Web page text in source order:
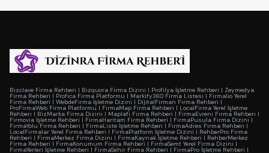
Bizclave Firma Rehberi | Bizquora Firma Dizini | Profilya İşletme Rehberi | Zeymedya
Firma Rehberi | Profica Firma Platformu | Markify360 Firma Listesi | Firmalio Yerel
Firma Rehberi | WebdeFirma İşletme Dizini | DijitalFirman Firma Rehberi |
ProFirmaWeb Firma Platformu | FirmaMap Firma Rehberi | LocalFirma Yerel İşletme
Rehberi | BizMarka Firma Dizini | Maplafi Firma Rehberi | FirmaEvreni Firma Rehberi |
Firmovia İşletme Rehberi | FirmaHaritam Firma Rehberi | FirmaPusula Firma Dizini |
FirmaYolu Firma Rehberi | FirmaListe İşletme Rehberi | FirmaAdres Firma Rehberi |
LocalFirmalar Yerel Firma Rehberi | FirmaPlatform İşletme Dizini | RehberPro Firma
Rehberi | FirmaMerkez Firma Dizini | FirmaKaynak İşletme Rehberi | RehberMerkez
Firma Rehberi | FirmaKonumum Firma Rehberi | FirmaSemt Yerel Firma Dizini |
FirmaYerleri İşletme Rehberi | FirmaSehir Firma Rehberi | FirmaPro İşletme Rehberi |